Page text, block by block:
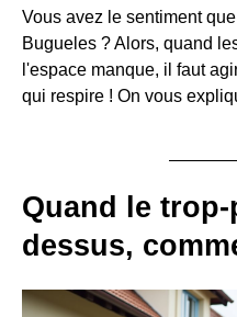
Vous avez le sentiment
Bugueles ? Alors, quand
l'espace manque, il faut
qui respire ! On vous
Quand le
dessus,